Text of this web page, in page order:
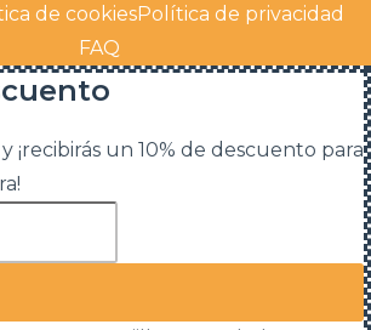
de cookiesPolítica de privacidad
FAQ
¡recibirás un 10% de descuento para